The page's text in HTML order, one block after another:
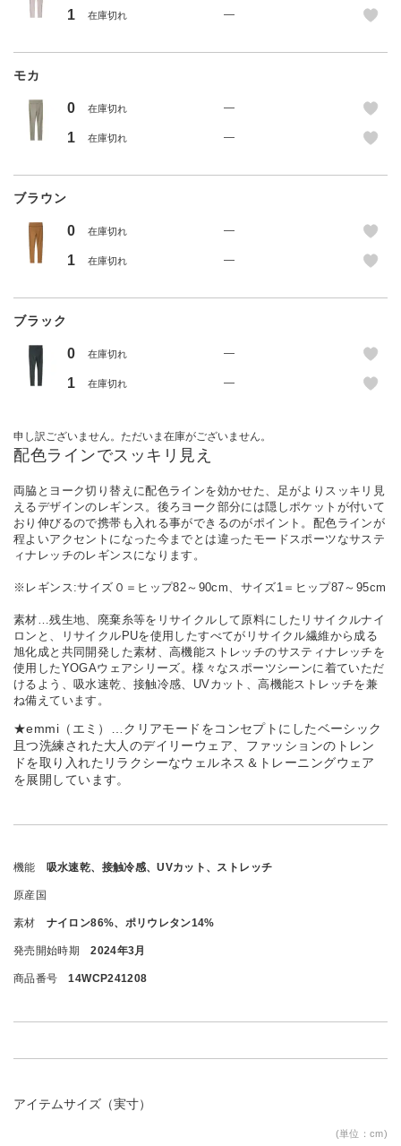
1 在庫切れ —
モカ
0 在庫切れ —
1 在庫切れ —
ブラウン
0 在庫切れ —
1 在庫切れ —
ブラック
0 在庫切れ —
1 在庫切れ —
申し訳ございません。ただいま在庫がございません。
配色ラインでスッキリ見え
両脇とヨーク切り替えに配色ラインを効かせた、足がよりスッキリ見
えるデザインのレギンス。後ろヨーク部分には隠しポケットが付いて
おり伸びるので携帯も入れる事ができるのがポイント。配色ラインが
程よいアクセントになった今までとは違ったモードスポーツなサステ
ィナレッチのレギンスになります。
※レギンス:サイズ０＝ヒップ82～90cm、サイズ1＝ヒップ87～95cm
素材…残生地、廃棄糸等をリサイクルして原料にしたリサイクルナイ
ロンと、リサイクルPUを使用したすべてがリサイクル繊維から成る
旭化成と共同開発した素材、高機能ストレッチのサスティナレッチを
使用したYOGAウェアシリーズ。様々なスポーツシーンに着ていただ
けるよう、吸水速乾、接触冷感、UVカット、高機能ストレッチを兼
ね備えています。
★emmi（エミ）…クリアモードをコンセプトにしたベーシック
且つ洗練された大人のデイリーウェア、ファッションのトレン
ドを取り入れたリラクシーなウェルネス＆トレーニングウェア
を展開しています。
機能 吸水速乾、接触冷感、UVカット、ストレッチ
原産国
素材 ナイロン86%、ポリウレタン14%
発売開始時期 2024年3月
商品番号 14WCP241208
アイテムサイズ（実寸）
(単位：cm)